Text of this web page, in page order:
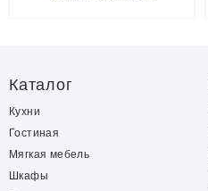
Каталог
Кухни
Гостиная
Мягкая мебель
Шкафы